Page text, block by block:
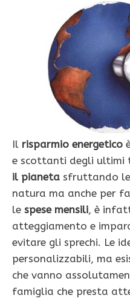
Il risparmio energetico
e scottanti degli ultimi
il pianeta sfruttando le
natura ma anche per
le spese mensili, è
atteggiamento e
evitare gli sprechi. Le
personalizzabili, ma
che vanno
famiglia che presta